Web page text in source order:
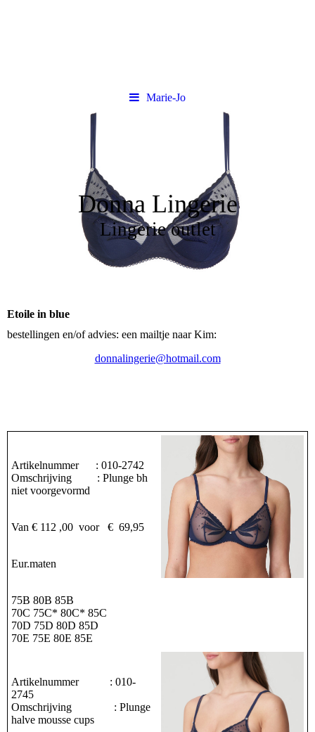
Marie-Jo
Donna Lingerie
Lingerie outlet
Etoile in blue
bestellingen en/of advies: een mailtje naar Kim:
donnalingerie@hotmail.com
Artikelnummer : 010-2742
Omschrijving : Plunge bh
niet voorgevormd
Van € 112 ,00 voor € 69,95
Eur.maten
75B 80B 85B
70C 75C* 80C* 85C
70D 75D 80D 85D
70E 75E 80E 85E
Artikelnummer : 010-
2745
Omschrijving : Plunge
halve mousse cups